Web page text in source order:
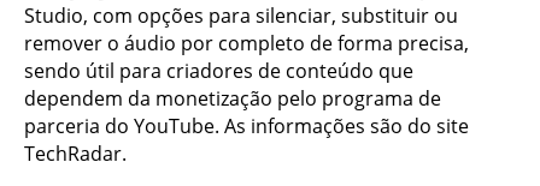
Studio, com opções para silenciar, substituir ou
remover o áudio por completo de forma precisa,
sendo útil para criadores de conteúdo que
dependem da monetização pelo programa de
parceria do YouTube. As informações são do site
TechRadar.